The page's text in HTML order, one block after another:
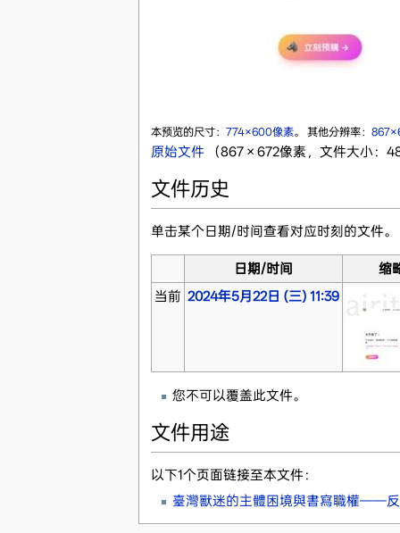
本预览的尺寸： 774×600像素。 其他分辨率：
原始文件‎ （867 × 672像素，文件大小：
文件历史
单击某个日期/时间查看对应时刻的文件。
日期/时间
缩
当前 2024年5月22日 (三) 11:39
您不可以覆盖此文件。
文件用途
以下1个页面链接至本文件：
臺灣獸迷的主體困境與書寫職權——